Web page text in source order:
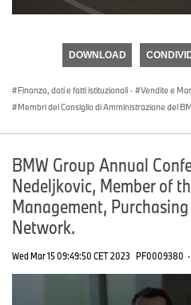
DOWNLOAD
Finanza, dati e fatti istituzionali · Vendite e
Membri del Consiglio di Amministrazione del
BMW Group Annual
Nedeljkovic, Member of
Management,
Network.
Wed Mar 15 09:49:50 CET 2023 PF0009380 ·